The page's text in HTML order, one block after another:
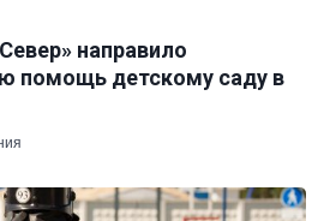
направило
помощь детскому саду в